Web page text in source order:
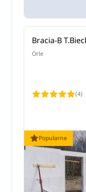
Popularne
Bracia-B
Orle
(4)